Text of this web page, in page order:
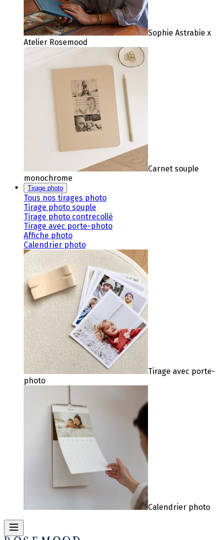
Sophie Astrabie x
Atelier Rosemood
Carnet souple
monochrome
Tirage photo
Tous nos tirages photo
Tirage photo souple
Tirage photo contrecollé
Tirage avec porte-photo
Affiche photo
Calendrier photo
Tirage avec porte-
photo
Calendrier photo